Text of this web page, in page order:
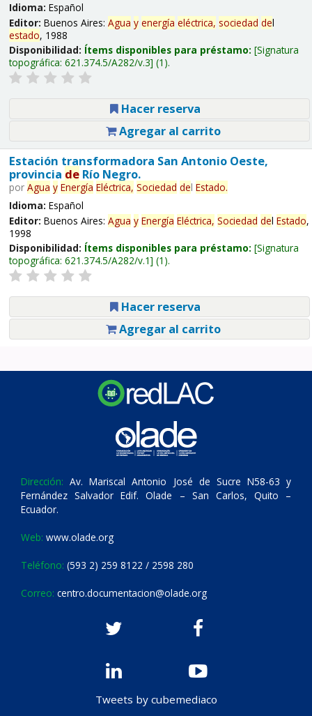
Idioma: Español
Editor: Buenos Aires: Agua y energía eléctrica, sociedad del
estado, 1988
Disponibilidad: Ítems disponibles para préstamo: Signatura
topográfica: 621.374.5/A282/v.3 (1).
Hacer reserva
Agregar al carrito
Estación transformadora San Antonio Oeste,
provincia deRío Negro.
por Agua y Energía Eléctrica, Sociedad del Estado.
Idioma: Español
Editor: Buenos Aires: Agua y Energía Eléctrica, Sociedad del Estado,
1998
Disponibilidad: Ítems disponibles para préstamo: Signatura
topográfica: 621.374.5/A282/v.1 (1).
Hacer reserva
Agregar al carrito
Dirección: Av. Mariscal Antonio José de Sucre N58-63 y
Fernández Salvador Edif. Olade – San Carlos, Quito –
Ecuador.
Web: www.olade.org
Teléfono: (593 2) 259 8122 / 2598 280
Correo: centro.documentacion@olade.org
Tweets by cubemediaco